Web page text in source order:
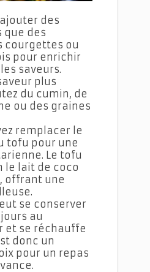
des
que des
courgettes ou
pour enrichir
saveurs.
plus
du cumin, de
ou des graines
remplacer le
tofu pour une
Le tofu
le lait de coco
offrant une
se conserver
au
et se réchauffe
donc un
pour un repas